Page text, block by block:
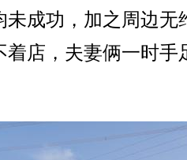
未成功，加之周边无
着店，夫妻俩一时手